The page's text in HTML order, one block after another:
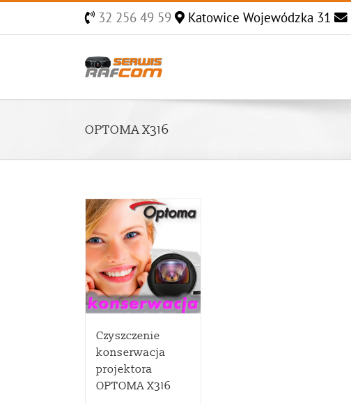
32 256 49 59 Katowice Wojewódzka 31
OPTOMA X316
Czyszczenie
konserwacja
projektora
OPTOMA X316